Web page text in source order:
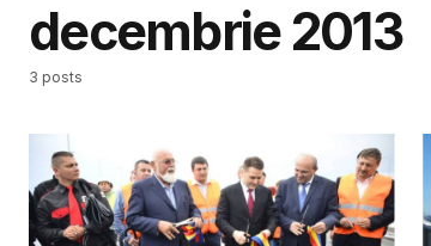
decembrie 2013
3 posts